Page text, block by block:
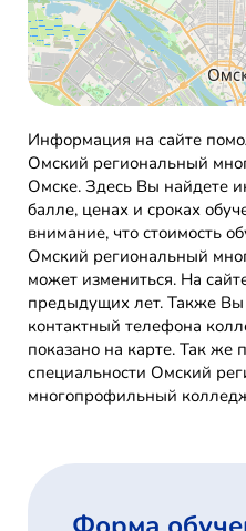
Информация на сайте
Омский региональный
Омске. Здесь Вы найдете
балле, ценах и сроках
внимание, что стоимость
Омский региональный
может измениться. На
предыдущих лет. Также
контактный телефона
показано на карте. Так же
специальности Омский
многопрофильный